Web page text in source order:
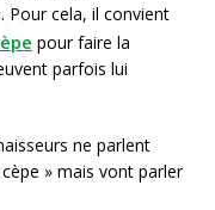
Pour cela, il convient
pour faire la
parfois lui
ne parlent
» mais vont parler